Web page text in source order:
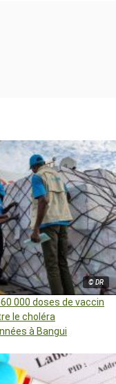
© DR
000 doses de vaccin
le choléra
à Bangui